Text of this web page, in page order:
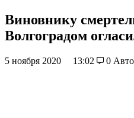
Виновнику
Волгоградом
5 ноября 2020 13:02 0